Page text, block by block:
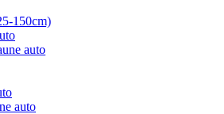
150cm)
auto
auto